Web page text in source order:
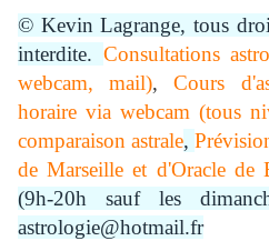
© Kevin Lagrange, tous
interdite. Consultations
webcam, mail),Cours
horaire via webcam (tous
comparaison astrale,
de Marseille et d'Oracle de
(9h-20h sauf les
astrologie@hotmail.fr